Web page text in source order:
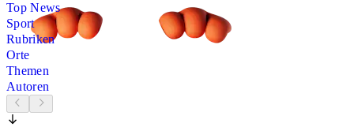
Top News
Sport
Rubriken
Orte
Themen
Autoren